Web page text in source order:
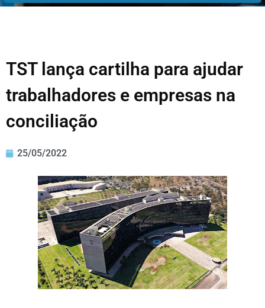
TST lança cartilha para ajudar
trabalhadores e empresas na
conciliação
25/05/2022